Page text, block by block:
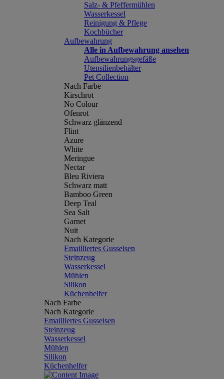
Salz- & Pfeffermühlen
Wasserkessel
Reinigung & Pflege
Kochbücher
Aufbewahrung
Alle in Aufbewahrung ansehen
Aufbewahrungsgefäße
Utensilienbehälter
Pet Collection
Nach Farbe
Kirschrot
No Colour
Ofenrot
Schwarz glänzend
Flint
Azure
White
Meringue
Nectar
Bleu Riviera
Schwarz matt
Bamboo Green
Deep Teal
Sea Salt
Garnet
Nuit
Nach Kategorie
Emailliertes Gusseisen
Steinzeug
Wasserkessel
Mühlen
Silikon
Küchenhelfer
Nach Farbe
Nach Kategorie
Emailliertes Gusseisen
Steinzeug
Wasserkessel
Mühlen
Silikon
Küchenhelfer